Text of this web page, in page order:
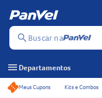
search Buscar na
menu Departamentos
Meus Cupons Kits e Combos